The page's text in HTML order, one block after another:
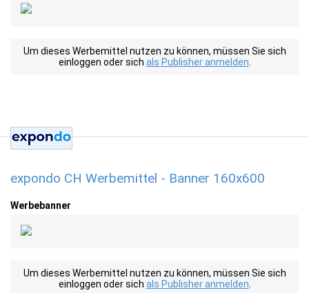
Um dieses Werbemittel nutzen zu können, müssen Sie sich
einloggen oder sich als Publisher anmelden
expondo CH Werbemittel - Banner 160x600
Werbebanner
Um dieses Werbemittel nutzen zu können, müssen Sie sich
einloggen oder sich als Publisher anmelden